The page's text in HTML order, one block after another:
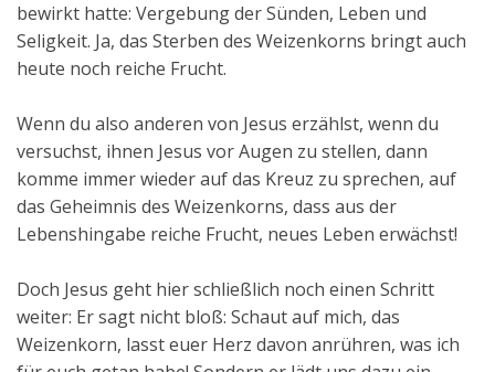
bewirkt hatte: Vergebung der Sünden, Leben und
Seligkeit. Ja, das Sterben des Weizenkorns bringt auch
heute noch reiche Frucht.
Wenn du also anderen von Jesus erzählst, wenn du
versuchst, ihnen Jesus vor Augen zu stellen, dann
komme immer wieder auf das Kreuz zu sprechen, auf
das Geheimnis des Weizenkorns, dass aus der
Lebenshingabe reiche Frucht, neues Leben erwächst!
Doch Jesus geht hier schließlich noch einen Schritt
weiter: Er sagt nicht bloß: Schaut auf mich, das
Weizenkorn, lasst euer Herz davon anrühren, was ich